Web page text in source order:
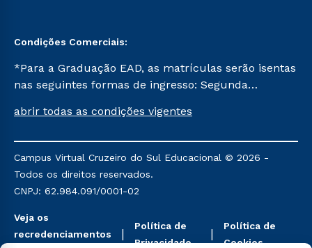
Condições Comerciais:
*Para a Graduação EAD, as matrículas serão isentas
nas seguintes formas de ingresso: Segunda
Já para as demais, a taxa de matrícula será de R$
mencionadas são referentes aos cursos: Ensino
Religioso, Geografia para a Docência e Metodologia
do Ensino de História: Questões Atuais.
abrir todas as condições vigentes
Campus Virtual Cruzeiro do Sul Educacional © 2026 -
Todos os direitos reservados.
CNPJ: 62.984.091/0001-02
Veja os
recredenciamentos
Política de
Privacidade
Política de
Cookies